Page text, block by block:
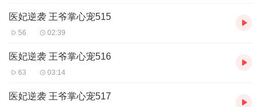
医妃逆袭 王爷掌心宠515
56 02:39
医妃逆袭 王爷掌心宠516
63 03:14
医妃逆袭 王爷掌心宠517